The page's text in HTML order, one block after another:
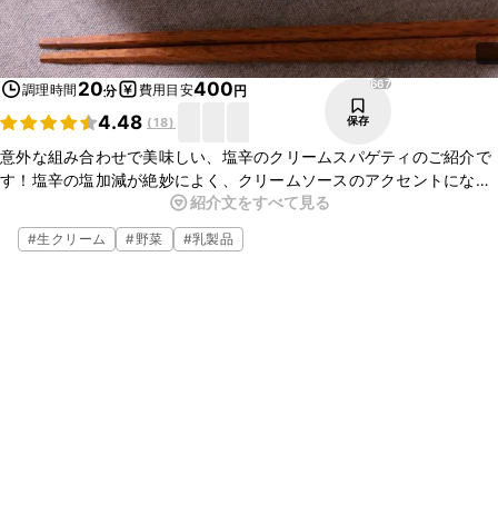
調理時間 20分 費用目安400円
4.48 (18)
667
保存
意外な組み合わせで美味しい、塩辛のクリームスパゲティのご紹介で
す！塩辛の塩加減が絶妙によく、クリームソースのアクセントになる
ので調味料も少なく済みます。時間も手間もかからず簡単に作れるの
で、ぜひお試しください。
紹介文をすべて見る
#生クリーム #野菜 #乳製品